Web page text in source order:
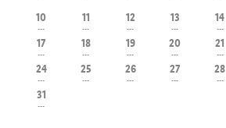
10
---
11
---
12
---
13
---
14
---
17
---
18
---
19
---
20
---
21
---
24
---
25
---
26
---
27
---
28
---
31
---